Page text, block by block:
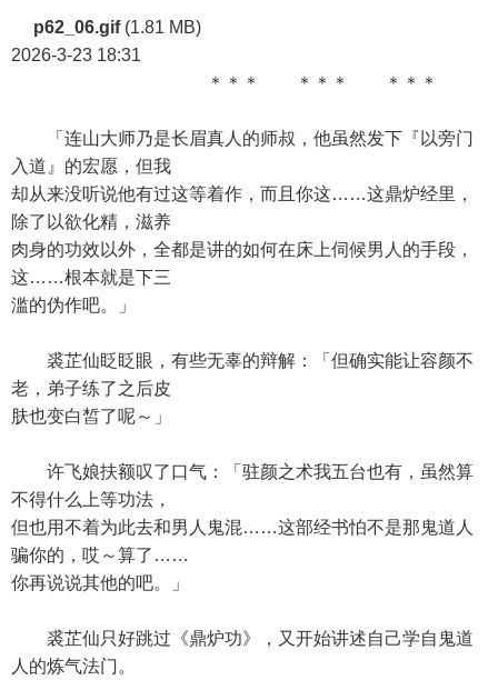
p62_06.gif(1.81 MB)
2026-3-23 18:31
＊＊＊ ＊＊＊ ＊＊＊
「连山大师乃是长眉真人的师叔，他虽然发下『以旁门
入道』的宏愿，但我
却从来没听说他有过这等着作，而且你这……这鼎炉经里，
除了以欲化精，滋养
肉身的功效以外，全都是讲的如何在床上伺候男人的手段，
这……根本就是下三
滥的伪作吧。」
裘芷仙眨眨眼，有些无辜的辩解：「但确实能让容颜不
老，弟子练了之后皮
肤也变白皙了呢～」
许飞娘扶额叹了口气：「驻颜之术我五台也有，虽然算
不得什么上等功法，
但也用不着为此去和男人鬼混……这部经书怕不是那鬼道人
骗你的，哎～算了……
你再说说其他的吧。」
裘芷仙只好跳过《鼎炉功》，又开始讲述自己学自鬼道
人的炼气法门。